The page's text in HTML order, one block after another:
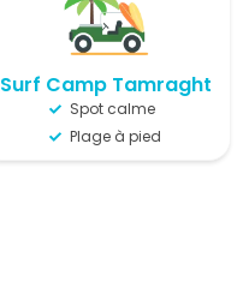
Surf Camp Tamragh​t
Spot calme
Plage à pied